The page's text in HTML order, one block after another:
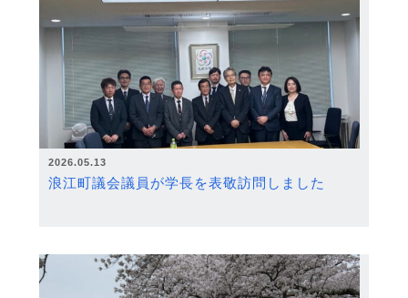
2026.05.13
浪江町議会議員が学長を表敬訪問しました